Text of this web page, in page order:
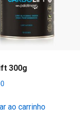
300g
ao carrinho